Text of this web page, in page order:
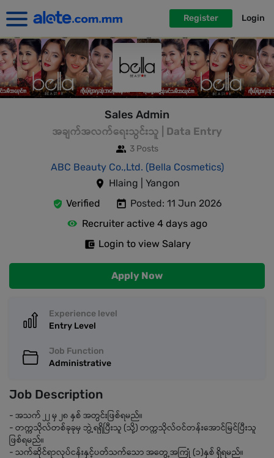
Register Login
Sales Admin
အချက်အလက်ရေးသွင်းသူ | Data Entry
3 Posts
ABC Beauty Co.,Ltd. (Bella Cosmetics)
Hlaing | Yangon
Verified
Posted: 11 Jun 2026
Recruiter active 4 days ago
Login to view Salary
Apply Now
Experience level
Entry Level
Job Function
Administrative
Job Description
- အသက် ၂၂ မှ ၂၈ နှစ် အတွင်းဖြစ်ရမည်။
- တက္ကသိုလ်တစ်ခုခုမှ ဘွဲ့ရရှိပြီးသူ (သို့) တက္ကသိုလ်ဝင်တန်းအောင်မြင်ပြီးသူ
ဖြစ်ရမည်။
- သက်ဆိုင်ရာလုပ်ငန်းနှင့်ပတ်သက်သော အတွေ့အကြုံ (၁)နှစ် ရှိရမည်။